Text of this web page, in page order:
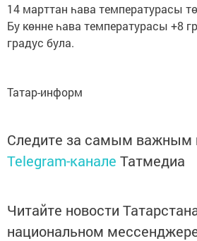
14 марттан һава температурасы
Бу көнне һава температурасы +8
градус була.
Татар-информ
Следите за самым важным
Telegram-канале Татмедиа
Читайте новости
национальном